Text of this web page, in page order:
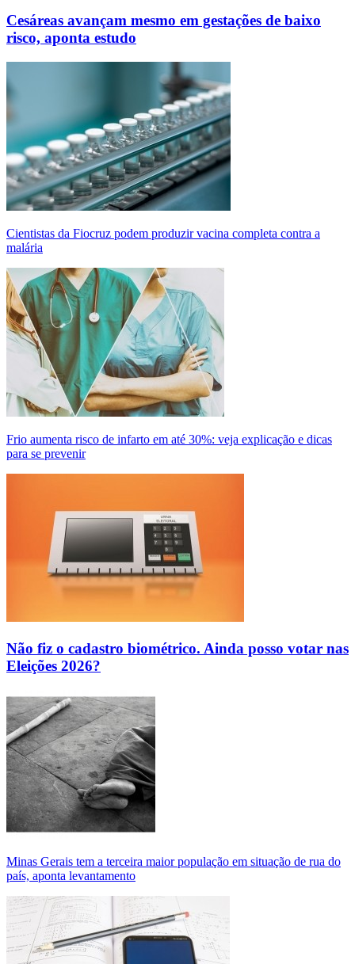
Cesáreas avançam mesmo em gestações de baixo
risco, aponta estudo
Cientistas da Fiocruz podem produzir vacina completa contra a
malária
Frio aumenta risco de infarto em até 30%: veja explicação e dicas
para se prevenir
Não fiz o cadastro biométrico. Ainda posso votar nas
Eleições 2026?
Minas Gerais tem a terceira maior população em situação de rua do
país, aponta levantamento